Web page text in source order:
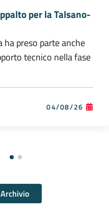
per la Talsano-
ha preso parte anche
tecnico nella fase
04/08/26
Archivio